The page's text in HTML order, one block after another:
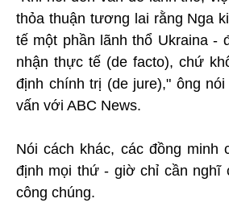
thỏa thuận tương lai rằng Nga
tế một phần lãnh thổ Ukraina -
nhận thực tế (de facto), chứ
định chính trị (de jure)," ông
vấn với ABC News.
Nói cách khác, các đồng minh
định mọi thứ - giờ chỉ cần nghĩ
công chúng.